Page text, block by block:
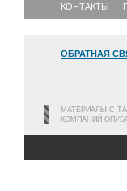
КОНТАКТЫ
ОБРАТНАЯ
МАТЕРИАЛЫ С
КОМПАНИЙ